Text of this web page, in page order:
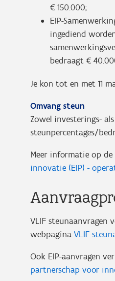
€ 150.000;
EIP-
ingediend
bedraagt €
Je kon tot en met 11
Omvang steun
Zowel investerings-
steunpercentages/
Meer informatie op
innovatie (EIP) -
VLIF steunaanvragen
webpagina VLIF-
Ook EIP-aanvragen
partnerschap voor